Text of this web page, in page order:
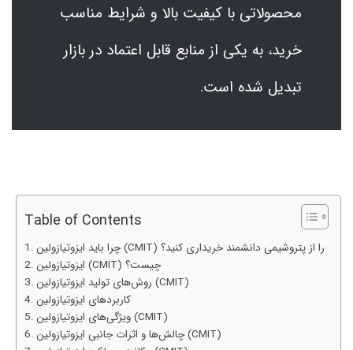
محصولاتی با کیفیت بالا و شرایط مناسب
خرید، به یکی از منابع قابل اعتماد در بازار
تبدیل شده است.
Table of Contents
چرا باید ایزوتیازولین (CMIT) را از پتروشیمی دانشمند خریداری کنید؟
ایزوتیازولین (CMIT) چیست؟
روش‌های تولید ایزوتیازولین (CMIT)
کاربردهای ایزوتیازولین
ویژگی‌های ایزوتیازولین (CMIT)
چالش‌ها و اثرات جانبی ایزوتیازولین (CMIT)